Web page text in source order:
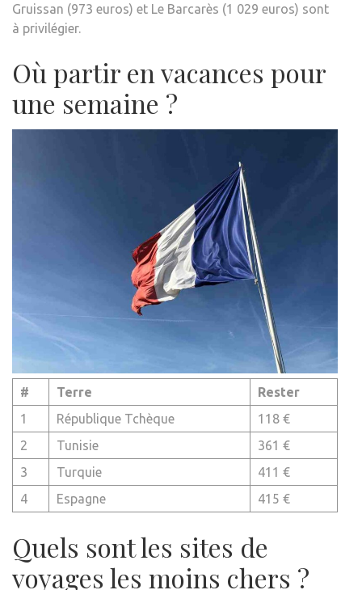
Gruissan (973 euros) et Le Barcarès (1 029 euros) sont
à privilégier.
Où partir en vacances pour
une semaine ?
# Terre
Rester
1
République Tchèque
118 €
2
Tunisie
361 €
3
Turquie
411 €
4
Espagne 415 €
Quels sont les sites de
voyages les moins chers ?